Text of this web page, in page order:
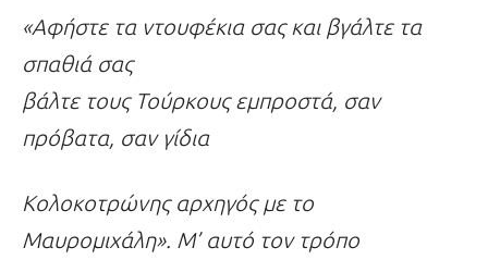
«Αφήστε τα ντουφέκια σας και βγάλτε τα
σπαθιά σας
βάλτε τους Τούρκους εμπροστά, σαν
πρόβατα, σαν γίδια
Κολοκοτρώνης αρχηγός με το
Μαυρομιχάλη». Μ’ αυτό τον τρόπο